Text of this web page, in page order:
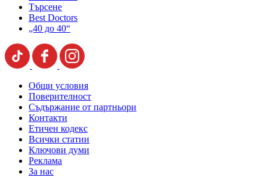
Търсене
Best Doctors
„40 до 40“
Общи условия
Поверителност
Съдържание от партньори
Контакти
Етичен кодекс
Всички статии
Ключови думи
Реклама
За нас